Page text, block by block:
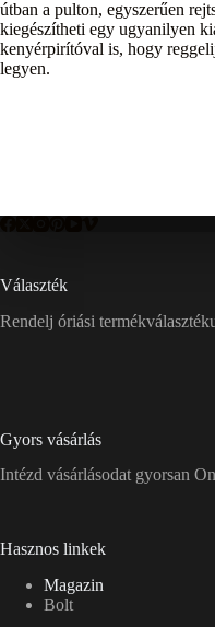
útban a pulton, egyszerűen
kiegészítheti egy ugyanilyen
kenyérpirítóval is, hogy
legyen.
Választék
Rendelj óriási
Gyors vásárlás
Intézd vásárlásodat gyorsan
Hasznos linkek
Magazin
Bolt